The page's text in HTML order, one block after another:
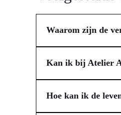
Waarom zijn de
De oorbellen van
duurzaamheid en een
Kan ik bij Atelier
Absoluut. Bij Atelier
kleur, afwerking of
sieraad dat perfect
Hoe kan ik de
Om zo lang mogelijk